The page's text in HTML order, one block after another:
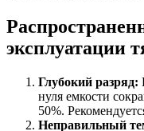
эксплуатации
Глубокий разряд:
нуля емкости
50%.
Неправильный